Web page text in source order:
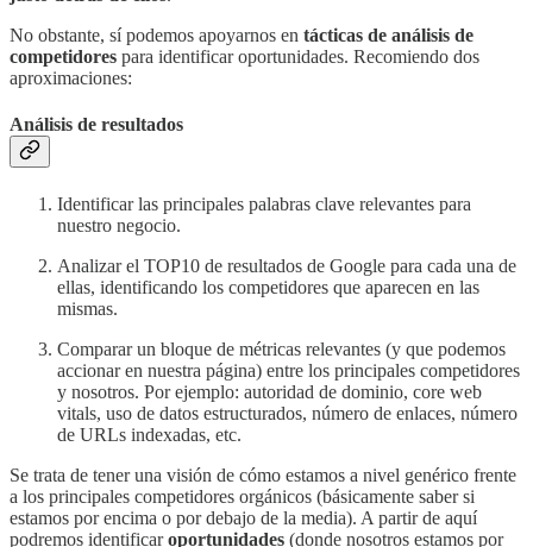
No obstante, sí podemos apoyarnos en tácticas de análisis de
competidores para identificar oportunidades. Recomiendo dos
aproximaciones:
Análisis de resultados
Identificar las principales palabras clave relevantes para
nuestro negocio.
Analizar el TOP10 de resultados de Google para cada una de
ellas, identificando los competidores que aparecen en las
mismas.
Comparar un bloque de métricas relevantes (y que podemos
accionar en nuestra página) entre los principales competidores
y nosotros. Por ejemplo: autoridad de dominio, core web
vitals, uso de datos estructurados, número de enlaces, número
de URLs indexadas, etc.
Se trata de tener una visión de cómo estamos a nivel genérico frente
a los principales competidores orgánicos (básicamente saber si
estamos por encima o por debajo de la media). A partir de aquí
podremos identificaroportunidades (donde nosotros estamos por